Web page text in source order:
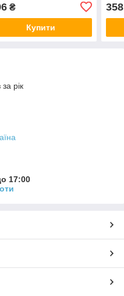
₴
Купити
358
рік
17:00